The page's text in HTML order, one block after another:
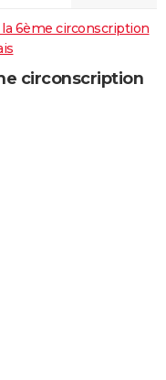
la 6ème circonscription
circonscription